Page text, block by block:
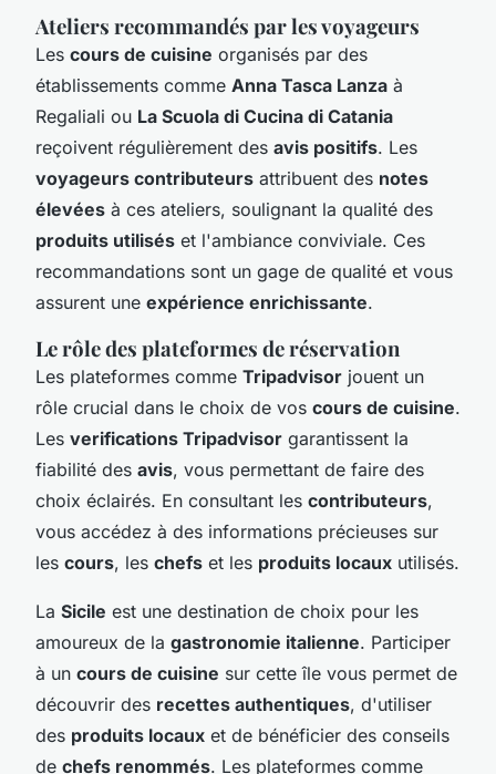
Ateliers recommandés par les voyageurs
Les cours de cuisine organisés par des
établissements comme Anna Tasca Lanza à
Regaliali ou La Scuola di Cucina di Catania
reçoivent régulièrement des avis positifs. Les
voyageurs contributeurs attribuent des notes
élevées à ces ateliers, soulignant la qualité des
produits utilisés et l'ambiance conviviale. Ces
recommandations sont un gage de qualité et vous
assurent une expérience enrichissante.
Le rôle des plateformes de réservation
Les plateformes comme Tripadvisor jouent un
rôle crucial dans le choix de vos cours de cuisine.
Les verifications Tripadvisor garantissent la
fiabilité des avis, vous permettant de faire des
choix éclairés. En consultant les contributeurs,
vous accédez à des informations précieuses sur
les cours, les chefs et les produits locaux utilisés.
La Sicile est une destination de choix pour les
amoureux de la gastronomie italienne. Participer
à un cours de cuisine sur cette île vous permet de
découvrir des recettes authentiques, d'utiliser
des produits locaux et de bénéficier des conseils
de chefs renommés. Les plateformes comme